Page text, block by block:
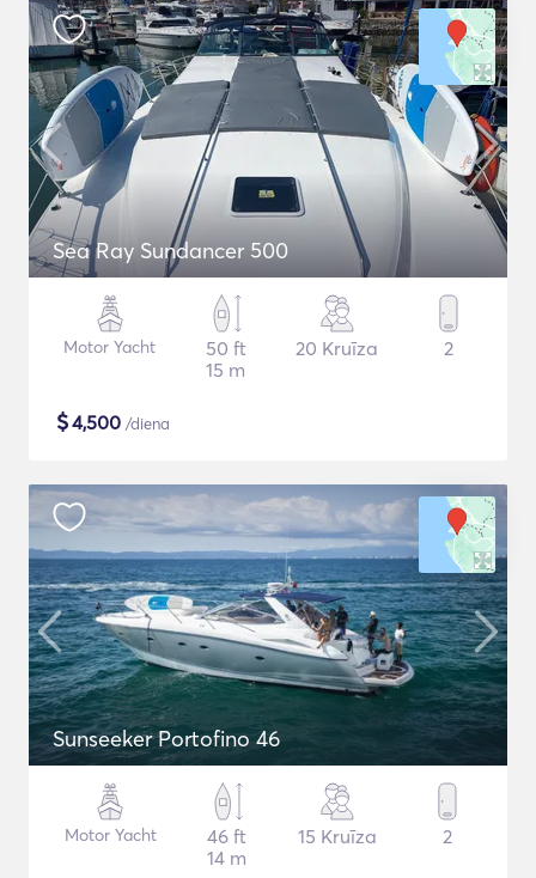
Sea Ray Sundancer 500
Motor Yacht
50 ft
15 m
20 Kruīza 2
$4,500 /diena
Sunseeker Portofino 46
Motor Yacht
46 ft
14 m
15 Kruīza 2